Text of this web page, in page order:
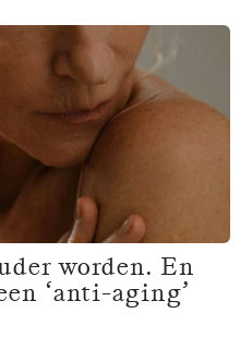
worden. En
‘anti-aging’